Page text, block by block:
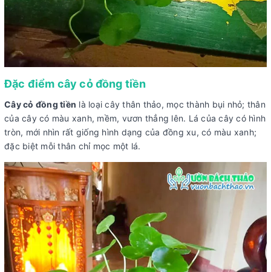
Đặc điểm cây cỏ đồng tiền
Cây cỏ đồng tiền là loại cây thân thảo, mọc thành bụi nhỏ; thân
của cây có màu xanh, mềm, vươn thẳng lên. Lá của cây có hình
tròn, mới nhìn rất giống hình dạng của đồng xu, có màu xanh;
đặc biệt mỗi thân chỉ mọc một lá.